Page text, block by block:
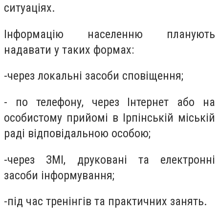
ситуаціях.
Інформацію населенню планують
надавати у таких формах:
-через локальні засоби сповіщення;
- по телефону, через Інтернет або на
особистому прийомі в Ірпінській міській
раді відповідальною особою;
-через ЗМІ, друковані та електронні
засоби інформування;
-під час тренінгів та практичних занять.